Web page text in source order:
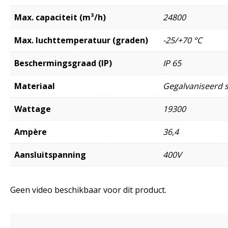
Max. capaciteit (m³/h) 24800
Max. luchttemperatuur (graden) -25/+70 °C
Beschermingsgraad (IP) IP 65
Materiaal Gegalvaniseerd
Wattage 19300
Ampère 36,4
Aansluitspanning 400V
Geen video beschikbaar voor dit product.